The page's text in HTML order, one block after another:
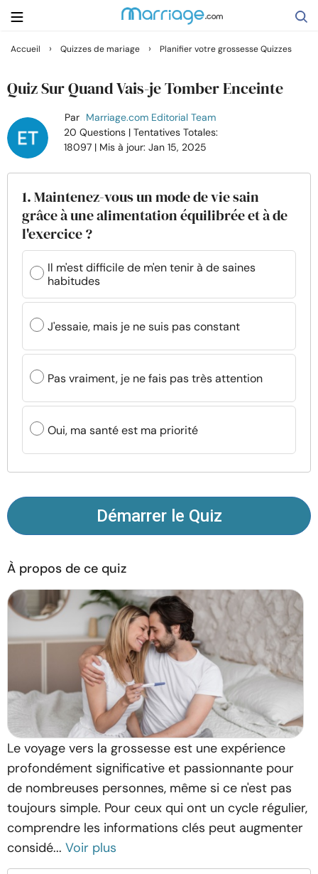
Se marier
Famille
Aide
Ressources
Communauté
Trouver un thérapeute
Langue
À propos de nous Contact Écrivez pour nous
nous
Accueil › Quizzes de mariage › Planifier votre grossesse Quizzes
Quiz Sur Quand Vais-je Tomber Enceinte
Par Marriage.com Editorial Team
20 Questions | Tentatives Totales:
18097 | Mis à jour: Jan 15, 2025
1. Maintenez-vous un mode de vie sain
grâce à une alimentation équilibrée et à de
l'exercice ?
Il m'est difficile de m'en tenir à de saines
habitudes
J'essaie, mais je ne suis pas constant
Pas vraiment, je ne fais pas très attention
Oui, ma santé est ma priorité
Démarrer le Quiz
À propos de ce quiz
Le voyage vers la grossesse est une expérience
profondément significative et passionnante pour
de nombreuses personnes, même si ce n'est pas
toujours simple. Pour ceux qui ont un cycle régulier,
comprendre les informations clés peut augmenter
considé... Voir plus